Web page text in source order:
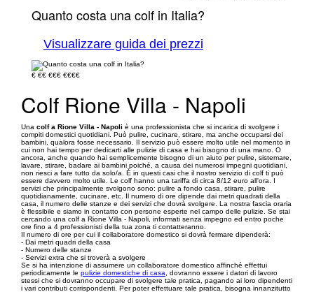
Quanto costa una colf in Italia?
Visualizzare guida dei prezzi
€ €€ €€€ €€€€
Colf Rione Villa - Napoli
Una colf a Rione Villa - Napoli è una professionista che si incarica di svolgere i
compiti domestici quotidiani. Può pulire, cucinare, stirare, ma anche occuparsi dei
bambini, qualora fosse necessario. Il servizio può essere molto utile nel momento in
cui non hai tempo per dedicarti alle pulizie di casa e hai bisogno di una mano. O
ancora, anche quando hai semplicemente bisogno di un aiuto per pulire, sistemare,
lavare, stirare, badare ai bambini poiché, a causa dei numerosi impegni quotidiani,
non riesci a fare tutto da solo/a. È in questi casi che il nostro servizio di colf ti può
essere davvero molto utile. Le colf hanno una tariffa di circa 8/12 euro all'ora. I
servizi che principalmente svolgono sono: pulire a fondo casa, stirare, pulire
quotidianamente, cucinare, etc. Il numero di ore dipende dai metri quadrati della
casa, il numero delle stanze e dei servizi che dovrà svolgere. La nostra fascia oraria
è flessibile e siamo in contatto con persone esperte nel campo delle pulizie. Se stai
cercando una colf a Rione Villa - Napoli, informati senza impegno ed entro poche
ore fino a 4 professionisti della tua zona ti contatteranno.
Il numero di ore per cui il collaboratore domestico si dovrà fermare dipenderà:
- Dai metri quadri della casa
- Numero delle stanze
- Servizi extra che si troverà a svolgere
Se si ha intenzione di assumere un collaboratore domestico affinché effettui
periodicamente le pulizie domestiche di casa , dovranno essere i datori di lavoro
stessi che si dovranno occupare di svolgere tale pratica, pagando ai loro dipendenti
i vari contributi corrispondenti. Per poter effettuare tale pratica, bisogna innanzitutto